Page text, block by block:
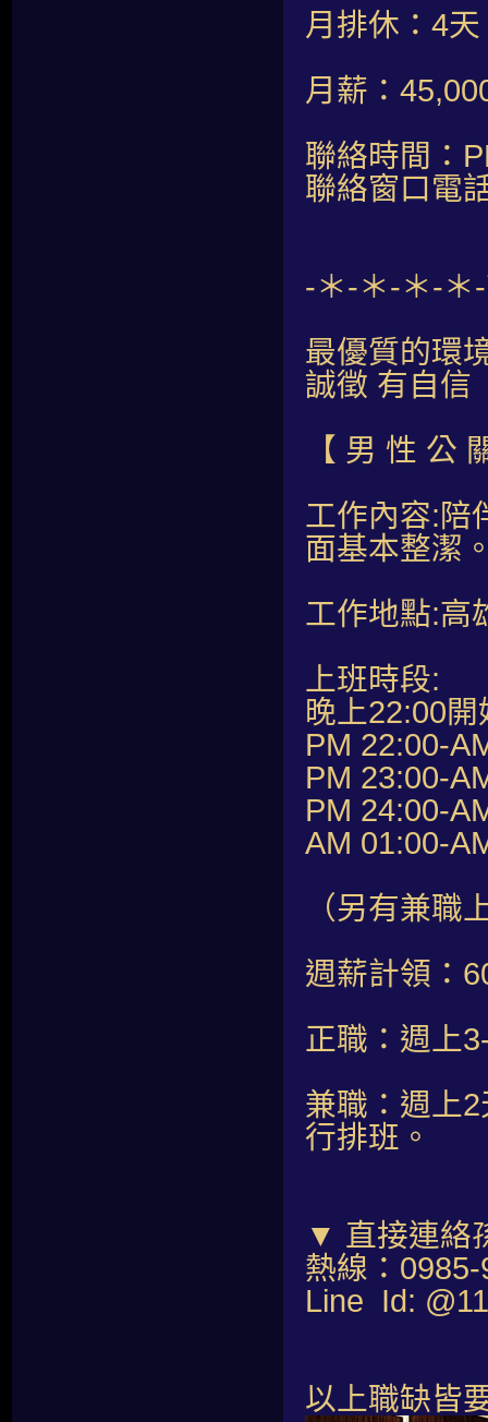
月排休：4天
月薪：
聯絡時間：
聯絡窗口電
-＊-＊-＊-＊
最優質的環
誠徵 有自
【 男 性 公
工作內容:陪
面基本整潔
工作地點:高
上班時段:
晚上22:00開
PM 22:00-
PM 23:00-
PM 24:00-
AM 01:00-
（另有兼職
週薪計領：
正職：週上
兼職：週上
行排班。
▼ 直接連絡
熱線：
Line Id:
以上職缺皆